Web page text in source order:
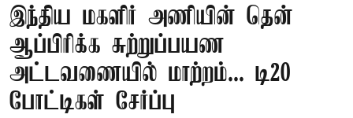
இந்திய மகளிர் அணியின் தென்
ஆப்பிரிக்க சுற்றுப்பயண
அட்டவணையில் மாற்றம்... டி20
போட்டிகள் சேர்ப்பு